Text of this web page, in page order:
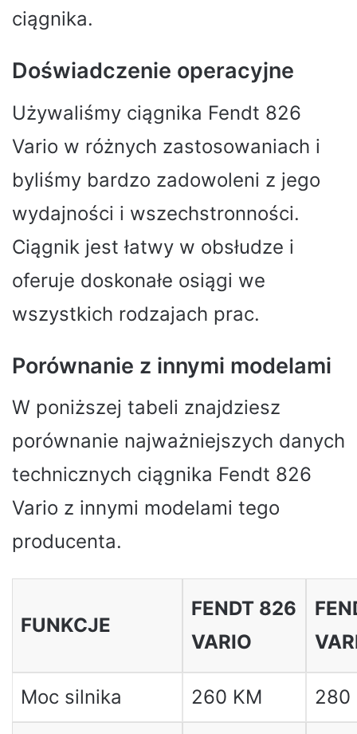
ciągnika.
Doświadczenie operacyjne
Używaliśmy ciągnika Fendt 826
Vario w różnych zastosowaniach i
byliśmy bardzo zadowoleni z jego
wydajności i wszechstronności.
Ciągnik jest łatwy w obsłudze i
oferuje doskonałe osiągi we
wszystkich rodzajach prac.
Porównanie z innymi modelami
W poniższej tabeli znajdziesz
porównanie najważniejszych danych
technicznych ciągnika Fendt 826
Vario z innymi modelami tego
producenta.
FUNKCJE
FENDT 826
VARIO
Moc silnika 260 KM 280